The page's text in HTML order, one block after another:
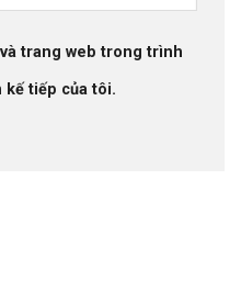
trang web trong trình
kế tiếp của tôi.